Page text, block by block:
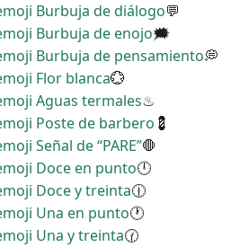
Burbuja de diálogo💬
Burbuja de enojo🗯
Burbuja de pensamiento💭
Flor blanca💮
Aguas termales♨
Poste de barbero 💈
Señal de “PARE”🛑
Doce en punto🕛
Doce y treinta🕧
Una en punto🕐
Una y treinta🕜